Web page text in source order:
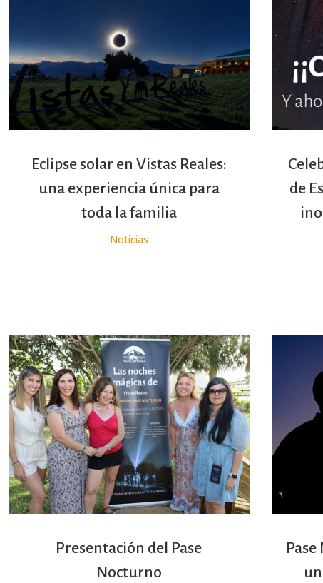
Eclipse solar en Vistas Reales:
una experiencia única para
toda la familia
Noticias
Presentación del Pase
Nocturno
de